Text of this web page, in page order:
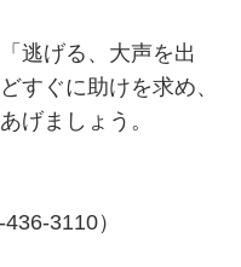
逃げる、大声を出
すぐに助けを求め、
げましょう。
3110）